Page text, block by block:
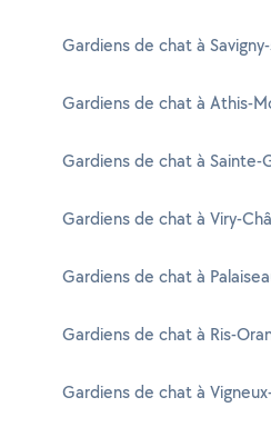
Gardiens de chat à
Gardiens de chat à Athis-
Gardiens de chat à Sainte-
Gardiens de chat à Viry-
Gardiens de chat à
Gardiens de chat à Ris-
Gardiens de chat à